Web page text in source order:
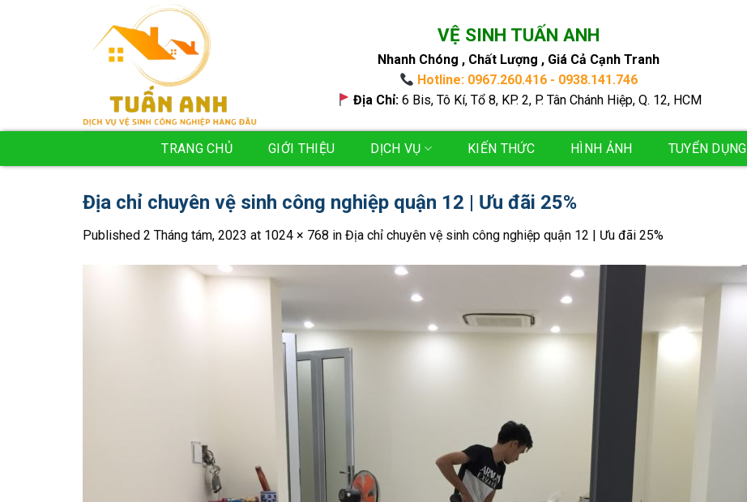
VỆ SINH TUẤN ANH
Nhanh Chóng , Chất Lượng , Giá Cả Cạnh Tranh
Hotline: 0967.260.416 - 0938.141.746
Địa Chỉ:6 Bis, Tô Kí, Tổ 8, KP. 2, P. Tân Chánh Hiệp, Q. 12, HCM
TRANG CHỦ GIỚI THIỆU DỊCH VỤ KIẾN THỨC HÌNH ẢNH TUYỂN DỤNG
Địa chỉ chuyên vệ sinh công nghiệp quận 12 | Ưu đãi 25%
Published 2 Tháng tám, 2023 at 1024 × 768 in Địa chỉ chuyên vệ sinh công nghiệp quận 12 | Ưu đãi 25%